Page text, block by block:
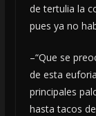
de tertulia la
pues ya no
–“Que se
de esta
principales
hasta tacos